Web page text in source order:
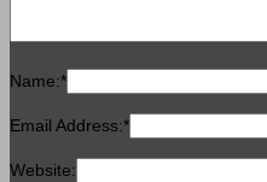
Name:*
Email Address:*
Website: